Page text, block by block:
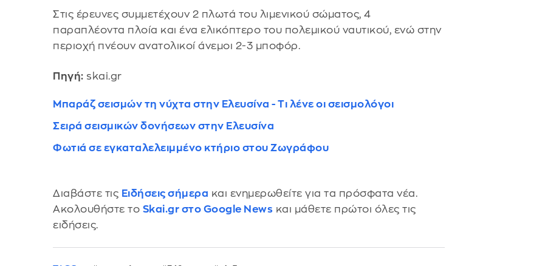
Στις έρευνες συμμετέχουν 2 πλωτά του λιμενικού σώματος, 4
παραπλέοντα πλοία και ένα ελικόπτερο του πολεμικού ναυτικού, ενώ στην
περιοχή πνέουν ανατολικοί άνεμοι 2-3 μποφόρ.
Πηγή: skai.gr
Μπαράζ σεισμών τη νύχτα στην Ελευσίνα - Τι λένε οι σεισμολόγοι
Σειρά σεισμικών δονήσεων στην Ελευσίνα
Φωτιά σε εγκαταλελειμμένο κτήριο στου Ζωγράφου
Διαβάστε τις Ειδήσεις σήμερα και ενημερωθείτε για τα πρόσφατα νέα.
Ακολουθήστε το Skai.gr στο Google News και μάθετε πρώτοι όλες τις
ειδήσεις.